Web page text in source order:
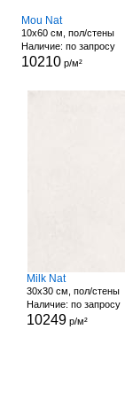
Mou Nat
10x60 см, пол/стены
Наличие: по запросу
10210р/м²
Milk Nat
30x30 см, пол/стены
Наличие: по запросу
10249 р/м²